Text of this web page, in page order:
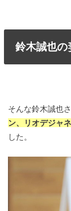
鈴木誠也の
そんな鈴木誠也
ン、リオデジャ
した。